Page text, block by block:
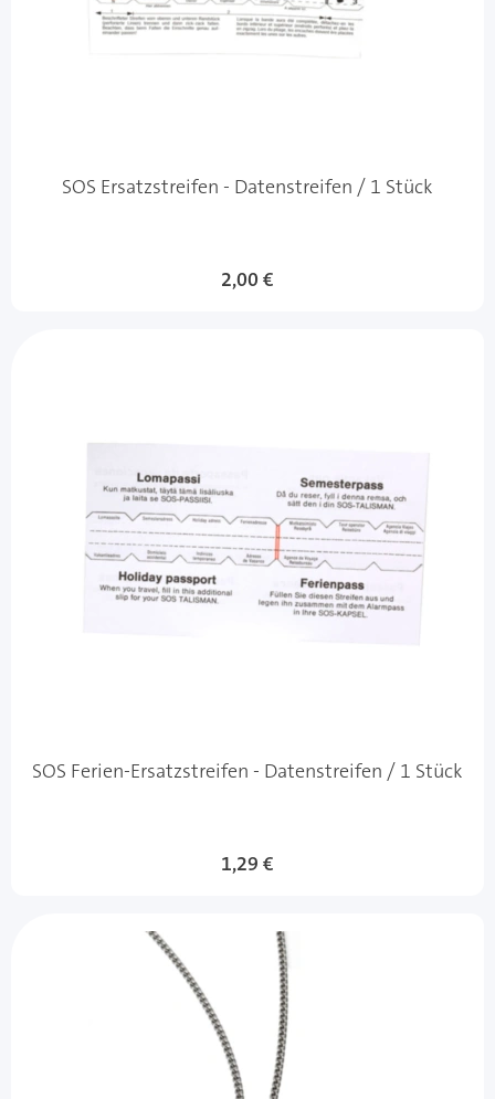
SOS Ersatzstreifen - Datenstreifen / 1 Stück
2,00 €
SOS Ferien-Ersatzstreifen - Datenstreifen / 1 Stück
1,29 €